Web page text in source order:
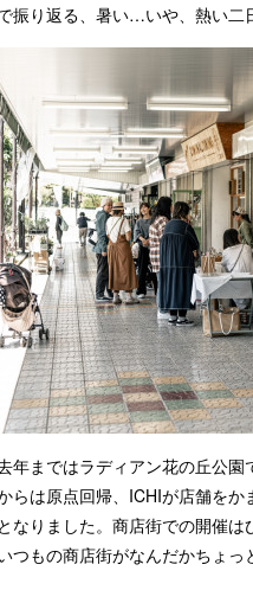
振り返る、暑い…いや、熱い二
年まではラディアン花の丘公園
らは原点回帰、ICHIが店舗をか
なりました。商店街での開催は
つもの商店街がなんだかちょっ